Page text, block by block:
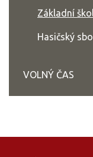
Základní
Hasičský
VOLNÝ ČAS